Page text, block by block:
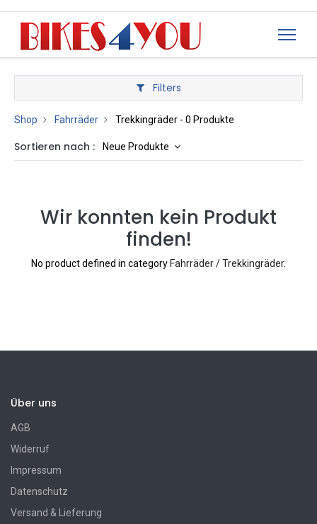
Filters
Shop Fahrräder Trekkingräder - 0 Produkte
Sortieren nach : Neue Produkte
Wir konnten kein Produkt
finden!
No product defined in category Fahrräder / Trekkingräder.
Über uns
AGB
Widerruf
Impressum
Datenschutz
Versand & Lieferung